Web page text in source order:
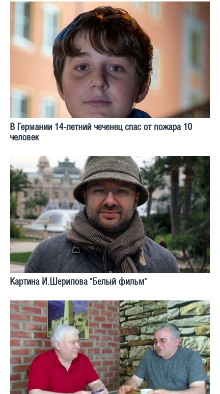
В Германии 14-летний чеченец спас от пожара 10
человек
Картина И.Шерипова "Белый фильм"